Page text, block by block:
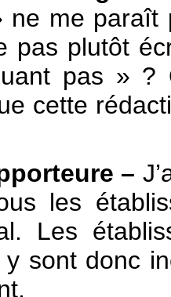
ne me paraît
pas plutôt
pas »
cette
–
les
Les
sont donc